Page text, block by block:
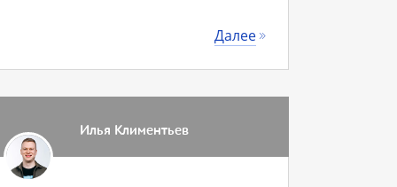
Далее
Илья Климентьев